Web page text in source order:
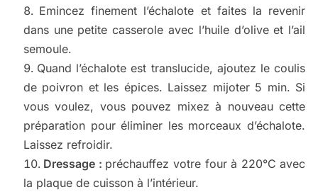
Emincez finement l’échalote et faites la revenir
dans une petite casserole avec l’huile d’olive et l’ail
semoule.
Quand l’échalote est translucide, ajoutez le coulis
de poivron et les épices. Laissez mijoter 5 min. Si
vous voulez, vous pouvez mixez à nouveau cette
préparation pour éliminer les morceaux d’échalote.
Laissez refroidir.
Dressage : préchauffez votre four à 220°C avec
la plaque de cuisson à l’intérieur.